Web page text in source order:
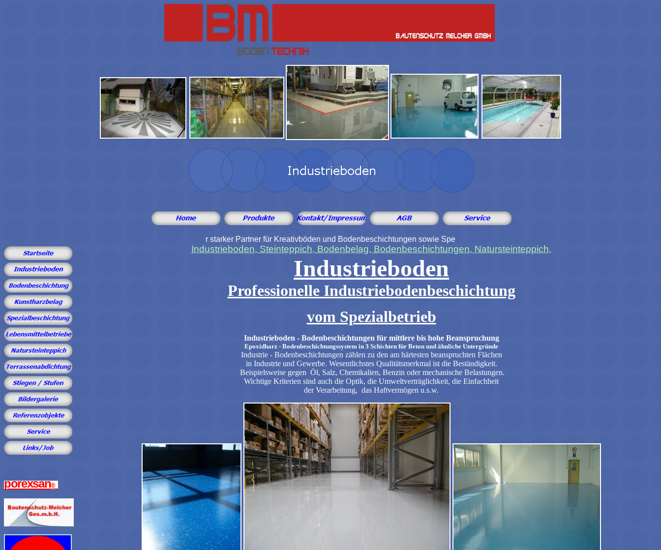
Ihr starker Partner für Kreativböden und Bodenbeschichtungen sowie Spezialbeschichtungen und Natursteinteppiche
porexsan®
Industrieboden, Steinteppich, Bodenbelag, Bodenbeschichtungen, Natursteinteppich,
Industrieboden
Professionelle Industriebodenbeschichtung
vom Spezialbetrieb
Industrieboden - Bodenbeschichtungen für mittlere bis hohe Beanspruchung
Epoxidharz - Bodenbeschichtungssystem in 3 Schichten für Beton und ähnliche Untergründe
Industrie - Bodenbeschichtungen zählen zu den am härtesten beanspruchten Flächen
in Industrie und Gewerbe. Wesentlichstes Qualitätsmerkmal ist die Beständigkeit.
Beispielsweise gegen Öl, Salz, Chemikalien, Benzin oder mechanische Belastungen.
Wichtige Kriterien sind auch die Optik, die Umweltverträglichkeit, die Einfachheit
der Verarbeitung, das Haftvermögen u.s.w.